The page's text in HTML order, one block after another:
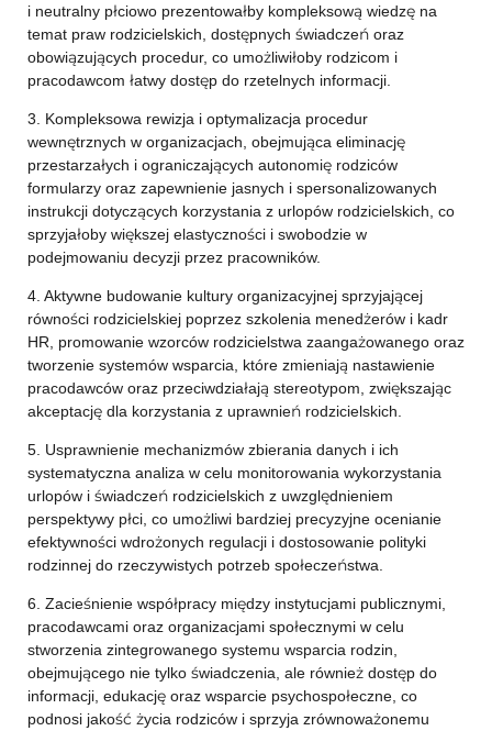
i neutralny płciowo prezentowałby kompleksową wiedzę na
temat praw rodzicielskich, dostępnych świadczeń oraz
obowiązujących procedur, co umożliwiłoby rodzicom i
pracodawcom łatwy dostęp do rzetelnych informacji.
3. Kompleksowa rewizja i optymalizacja procedur
wewnętrznych w organizacjach, obejmująca eliminację
przestarzałych i ograniczających autonomię rodziców
formularzy oraz zapewnienie jasnych i spersonalizowanych
instrukcji dotyczących korzystania z urlopów rodzicielskich, co
sprzyjałoby większej elastyczności i swobodzie w
podejmowaniu decyzji przez pracowników.
4. Aktywne budowanie kultury organizacyjnej sprzyjającej
równości rodzicielskiej poprzez szkolenia menedżerów i kadr
HR, promowanie wzorców rodzicielstwa zaangażowanego oraz
tworzenie systemów wsparcia, które zmieniają nastawienie
pracodawców oraz przeciwdziałają stereotypom, zwiększając
akceptację dla korzystania z uprawnień rodzicielskich.
5. Usprawnienie mechanizmów zbierania danych i ich
systematyczna analiza w celu monitorowania wykorzystania
urlopów i świadczeń rodzicielskich z uwzględnieniem
perspektywy płci, co umożliwi bardziej precyzyjne ocenianie
efektywności wdrożonych regulacji i dostosowanie polityki
rodzinnej do rzeczywistych potrzeb społeczeństwa.
6. Zacieśnienie współpracy między instytucjami publicznymi,
pracodawcami oraz organizacjami społecznymi w celu
stworzenia zintegrowanego systemu wsparcia rodzin,
obejmującego nie tylko świadczenia, ale również dostęp do
informacji, edukację oraz wsparcie psychospołeczne, co
podnosi jakość życia rodziców i sprzyja zrównoważonemu